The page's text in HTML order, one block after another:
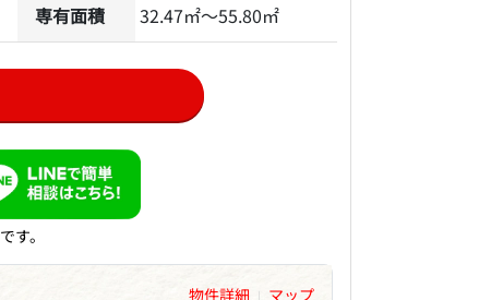
専有面積 32.47㎡～55.80㎡
す。
物件詳細 | マップ